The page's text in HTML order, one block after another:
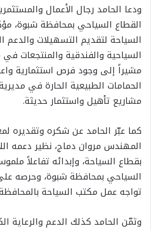
ودعا الحامد رجال الأعمال
القطاع السياحي بمحافظة شبوة،
السياحة لتقديم التسهيلات والدعم
السياحية والفندقية والمنتجعات
مشيراً إلى وجود فرص استثمارية
الحمامات الطبيعية الحارة في
مشاريع تأهيل واستثمار حديثة.
كما عبّر الحامد عن شكره وتقديره
المهندس مروان دماج، نظير دعمه
بقطاع السياحة، وإبدائه تفاعلاً
السياحي بمحافظة شبوة، وحرصه
تواجه عمل مكتب السياحة
وثمّن الحامد كذلك الدعم والرعاية